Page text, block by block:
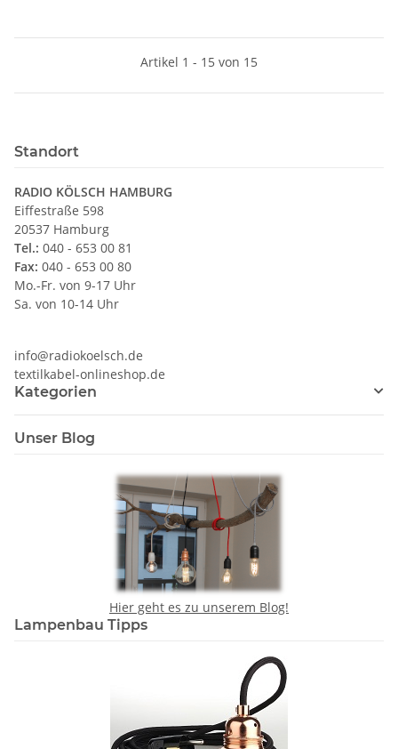
Artikel 1 - 15 von 15
Standort
RADIO KÖLSCH HAMBURG
Eiffestraße 598
20537 Hamburg
Tel.: 040 - 653 00 81
Fax: 040 - 653 00 80
Mo.-Fr. von 9-17 Uhr
Sa. von 10-14 Uhr
info@radiokoelsch.de
textilkabel-onlineshop.de
Kategorien
Unser Blog
Hier geht es zu unserem Blog!
Lampenbau Tipps